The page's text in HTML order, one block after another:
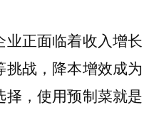
正面临着收入增长
战，降本增效成为
，使用预制菜就是